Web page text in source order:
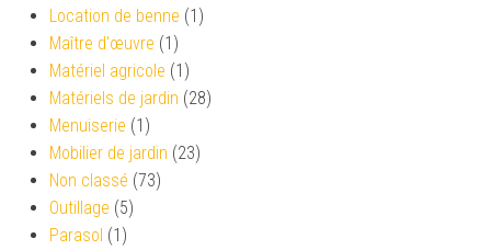
Location de benne (1)
Maître d'œuvre (1)
Matériel agricole (1)
Matériels de jardin (28)
Menuiserie (1)
Mobilier de jardin (23)
Non classé (73)
Outillage (5)
Parasol (1)